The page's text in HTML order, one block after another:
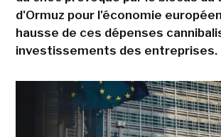
d'Ormuz pour l'économie
hausse de ces dépenses
investissements des entreprises.